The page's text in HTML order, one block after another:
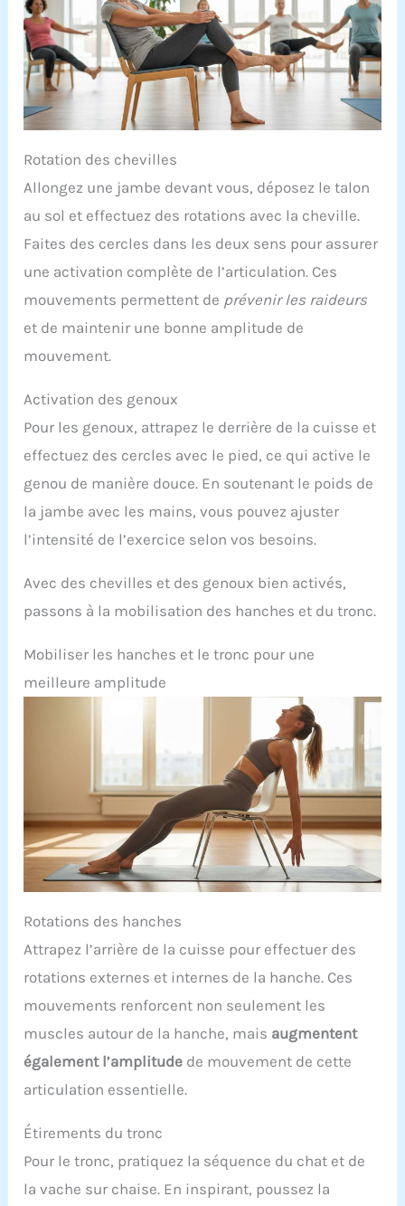
Rotation des chevilles
Allongez une jambe devant vous, déposez le talon
au sol et effectuez des rotations avec la cheville.
Faites des cercles dans les deux sens pour assurer
une activation complète de l’articulation. Ces
mouvements permettent de prévenir les raideurs
et de maintenir une bonne amplitude de
mouvement.
Activation des genoux
Pour les genoux, attrapez le derrière de la cuisse et
effectuez des cercles avec le pied, ce qui active le
genou de manière douce. En soutenant le poids de
la jambe avec les mains, vous pouvez ajuster
l’intensité de l’exercice selon vos besoins.
Avec des chevilles et des genoux bien activés,
passons à la mobilisation des hanches et du tronc.
Mobiliser les hanches et le tronc pour une
meilleure amplitude
Rotations des hanches
Attrapez l’arrière de la cuisse pour effectuer des
rotations externes et internes de la hanche. Ces
mouvements renforcent non seulement les
muscles autour de la hanche, mais augmentent
également l’amplitude de mouvement de cette
articulation essentielle.
Étirements du tronc
Pour le tronc, pratiquez la séquence du chat et de
la vache sur chaise. En inspirant, poussez la